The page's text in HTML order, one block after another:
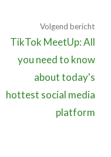
Volgend bericht
TikTok MeetUp: All
you need to know
about today's
hottest social media
platform